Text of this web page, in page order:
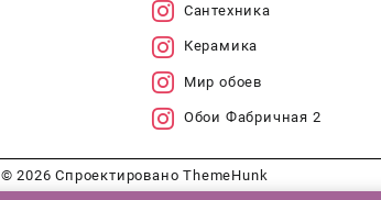
Сантехника
Керамика
Мир обоев
Обои Фабричная 2
© 2026Спроектировано ThemeHunk